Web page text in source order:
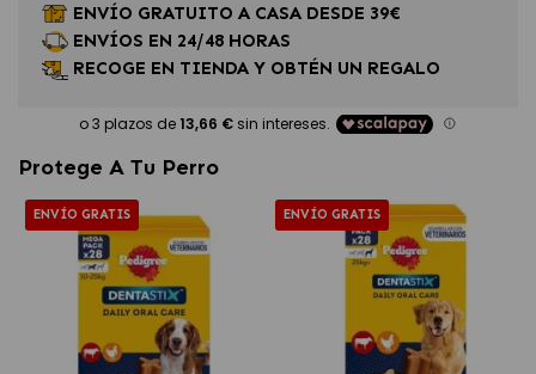
ENVÍO GRATUITO A CASA DESDE 39€
ENVÍOS EN 24/48 HORAS
RECOGE EN TIENDA Y OBTÉN UN REGALO
Protege A Tu Perro
ENVÍO GRATIS ENVÍO GRATIS